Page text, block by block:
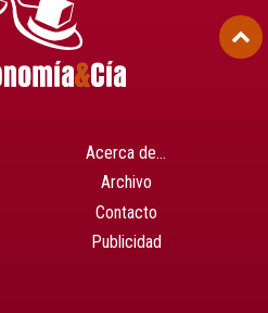
Acerca de…
Archivo
Contacto
Publicidad